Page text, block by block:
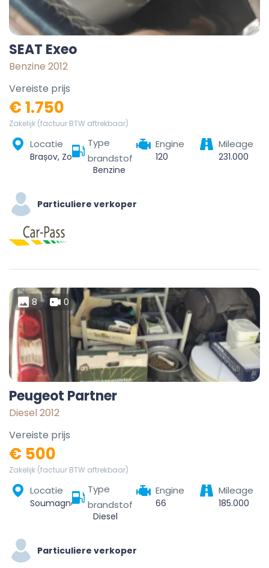
SEAT Exeo
Benzine 2012
Vereiste prijs
€ 1.750
Zakelijk (factuur BTW aftrekbaar)
Locatie
Brașov, Zona Metropolitană Brașov, Brașov, România
Type
brandstof
Benzine
Engine
120
Mileage
231.000
Particuliere verkoper
8 0
Peugeot Partner
Diesel 2012
Vereiste prijs
€ 500
Zakelijk (factuur BTW aftrekbaar)
Locatie
Soumagne, Liège, Wallonie, 4630, Belgique
Type
brandstof
Diesel
Engine
66
Mileage
185.000
Particuliere verkoper